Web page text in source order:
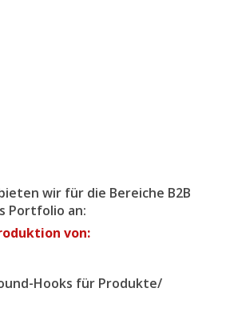
wir für die Bereiche B2B
Portfolio an:
von:
Hooks für Produkte/